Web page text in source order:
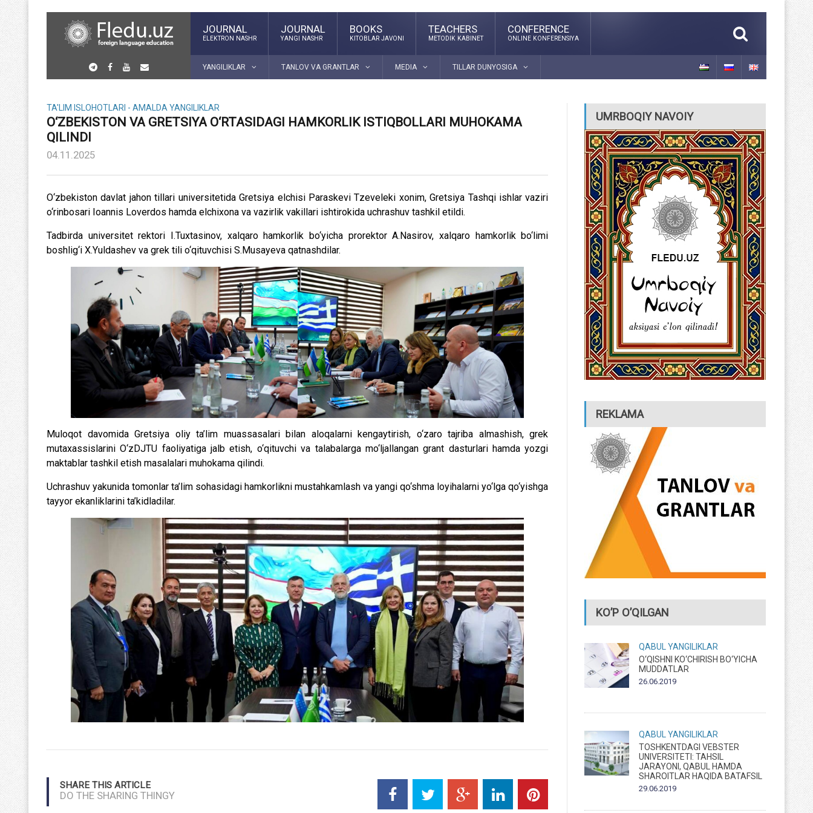
JOURNAL
ELEKTRON NASHR
JOURNAL
YANGI NASHR
BOOKS
KITOBLAR JAVONI
TEACHERS
METODIK KABINET
CONFERENCE
ONLINE KONFERENSIYA
YANGILIKLAR TANLOV VA GRANTLAR MEDIA TILLAR DUNYOSIGA
TA'LIM ISLOHOTLARI - AMALDA YANGILIKLAR
O‘ZBEKISTON VA GRETSIYA O‘RTASIDAGI HAMKORLIK ISTIQBOLLARI MUHOKAMA
QILINDI
04.11.2025
O‘zbekiston davlat jahon tillari universitetida Gretsiya elchisi Paraskеvi Tzeveleki xonim, Gretsiya Tashqi ishlar vaziri
o‘rinbosari Ioannis Loverdos hamda elchixona va vazirlik vakillari ishtirokida uchrashuv tashkil etildi.
Tadbirda universitet rektori I.Tuxtasinov, xalqaro hamkorlik bo‘yicha prorektor A.Nasirov, xalqaro hamkorlik bo‘limi
boshlig‘i X.Yuldashev va grek tili o‘qituvchisi S.Musayeva qatnashdilar.
Muloqot davomida Gretsiya oliy ta’lim muassasalari bilan aloqalarni kengaytirish, o‘zaro tajriba almashish, grek
mutaxassislarini O‘zDJTU faoliyatiga jalb etish, o‘qituvchi va talabalarga mo‘ljallangan grant dasturlari hamda yozgi
maktablar tashkil etish masalalari muhokama qilindi.
Uchrashuv yakunida tomonlar ta’lim sohasidagi hamkorlikni mustahkamlash va yangi qo‘shma loyihalarni yo‘lga qo‘yishga
tayyor ekanliklarini ta’kidladilar.
SHARE THIS ARTICLE
DO THE SHARING THINGY
UMRBOQIY NAVOIY
REKLAMA
KO’P O’QILGAN
QABUL
YANGILIKLAR
O‘QISHNI KO‘CHIRISH BO‘YICHA
MUDDATLAR
26.06.2019
QABUL
YANGILIKLAR
TOSHKENTDAGI VEBSTER
UNIVERSITETI: TAHSIL
JARAYONI, QABUL HAMDA
SHAROITLAR HAQIDA BATAFSIL
29.06.2019